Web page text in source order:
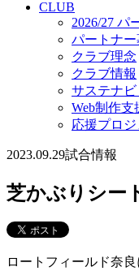
CLUB
2026/27 パ
パートナ
クラブ理念
クラブ情報
サステナビ
Web制作支
応援プロジ
2023.09.29試合情報
芝かぶりシー
ロートフィールド奈